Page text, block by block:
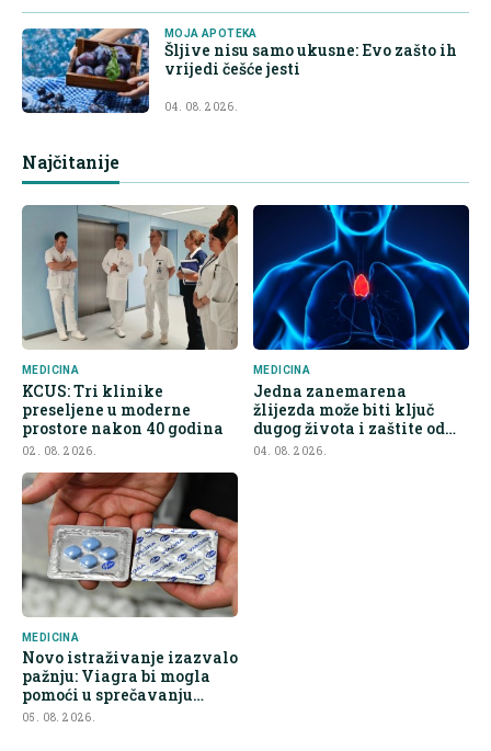
MOJA APOTEKA
Šljive nisu samo ukusne: Evo zašto ih
vrijedi češće jesti
04. 08. 2026.
Najčitanije
MEDICINA
KCUS: Tri klinike
preseljene u moderne
prostore nakon 40 godina
02. 08. 2026.
MEDICINA
Jedna zanemarena
žlijezda može biti ključ
dugog života i zaštite od
raka
04. 08. 2026.
MEDICINA
Novo istraživanje izazvalo
pažnju: Viagra bi mogla
pomoći u sprečavanju
širenja raka
05. 08. 2026.